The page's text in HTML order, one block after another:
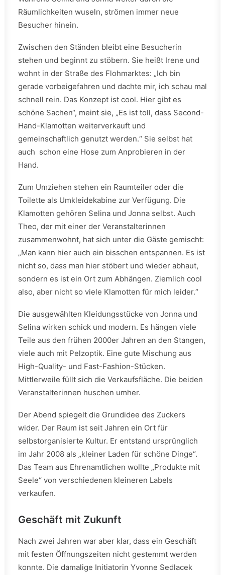
Räumlichkeiten wuseln, strömen immer neue
Besucher hinein.
Zwischen den Ständen bleibt eine Besucherin
stehen und beginnt zu stöbern. Sie heißt Irene und
wohnt in der Straße des Flohmarktes: „Ich bin
gerade vorbeigefahren und dachte mir, ich schau mal
schnell rein. Das Konzept ist cool. Hier gibt es
schöne Sachen“, meint sie, „Es ist toll, dass Second-
Hand-Klamotten weiterverkauft und
gemeinschaftlich genutzt werden.“ Sie selbst hat
auch schon eine Hose zum Anprobieren in der
Hand.
Zum Umziehen stehen ein Raumteiler oder die
Toilette als Umkleidekabine zur Verfügung. Die
Klamotten gehören Selina und Jonna selbst. Auch
Theo, der mit einer der Veranstalterinnen
zusammenwohnt, hat sich unter die Gäste gemischt:
„Man kann hier auch ein bisschen entspannen. Es ist
nicht so, dass man hier stöbert und wieder abhaut,
sondern es ist ein Ort zum Abhängen. Ziemlich cool
also, aber nicht so viele Klamotten für mich leider.“
Die ausgewählten Kleidungsstücke von Jonna und
Selina wirken schick und modern. Es hängen viele
Teile aus den frühen 2000er Jahren an den Stangen,
viele auch mit Pelzoptik. Eine gute Mischung aus
High-Quality- und Fast-Fashion-Stücken.
Mittlerweile füllt sich die Verkaufsfläche. Die beiden
Veranstalterinnen huschen umher.
Der Abend spiegelt die Grundidee des Zuckers
wider. Der Raum ist seit Jahren ein Ort für
selbstorganisierte Kultur. Er entstand ursprünglich
im Jahr 2008 als „kleiner Laden für schöne Dinge“.
Das Team aus Ehrenamtlichen wollte „Produkte mit
Seele“ von verschiedenen kleineren Labels
verkaufen.
Geschäft mit Zukunft
Nach zwei Jahren war aber klar, dass ein Geschäft
mit festen Öffnungszeiten nicht gestemmt werden
konnte. Die damalige Initiatorin Yvonne Sedlacek